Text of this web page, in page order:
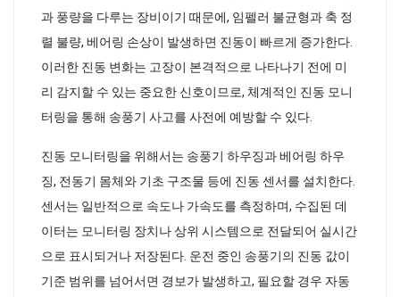
과 풍량을 다루는 장비이기 때문에, 임펠러 불균형과 축 정
렬 불량, 베어링 손상이 발생하면 진동이 빠르게 증가한다.
이러한 진동 변화는 고장이 본격적으로 나타나기 전에 미
리 감지할 수 있는 중요한 신호이므로, 체계적인 진동 모니
터링을 통해 송풍기 사고를 사전에 예방할 수 있다.
진동 모니터링을 위해서는 송풍기 하우징과 베어링 하우
징, 전동기 몸체와 기초 구조물 등에 진동 센서를 설치한다.
센서는 일반적으로 속도나 가속도를 측정하며, 수집된 데
이터는 모니터링 장치나 상위 시스템으로 전달되어 실시간
으로 표시되거나 저장된다. 운전 중인 송풍기의 진동 값이
기준 범위를 넘어서면 경보가 발생하고, 필요할 경우 자동